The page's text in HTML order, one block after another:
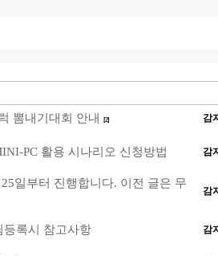
뽐내기대회 안내 [2] 감
PC 활용 시나리오 신청방법 감
일부터 진행합니다. 이전 글은 무
감
등록시 참고사항 감